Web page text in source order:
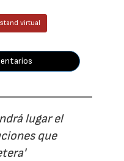
virtual
lugar el
que